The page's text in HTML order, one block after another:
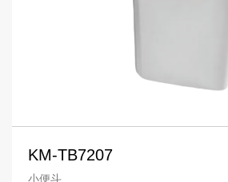
KM-TB7207
小便斗